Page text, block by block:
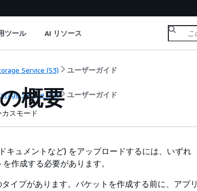
ツール AI リソース
Service (S3) ユーザーガイド
Service (S3) ユーザーガイド
概要
カスモード
キュメントなど) をアップロードするには、いずれ
作成する必要があります。
イプがあります。バケットを作成する前に、アプリ